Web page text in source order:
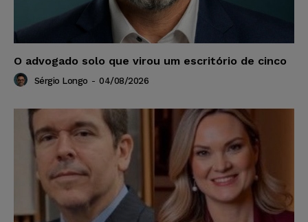
O advogado solo que virou um escritório de cinco
Sérgio Longo - 04/08/2026